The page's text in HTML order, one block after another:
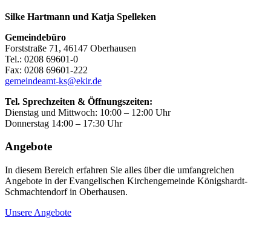
Silke Hartmann und Katja Spelleken
Gemeindebüro
Forststraße 71, 46147 Oberhausen
Tel.: 0208 69601-0
Fax: 0208 69601-222
gemeindeamt-ks@ekir.de
Tel. Sprechzeiten & Öffnungszeiten:
Dienstag und Mittwoch: 10:00 – 12:00 Uhr
Donnerstag 14:00 – 17:30 Uhr
Angebote
In diesem Bereich erfahren Sie alles über die umfangreichen
Angebote in der Evangelischen Kirchengemeinde Königshardt-
Schmachtendorf in Oberhausen.
Unsere Angebote